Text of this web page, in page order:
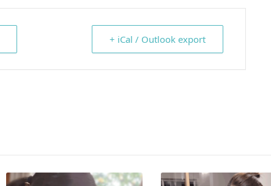
+ iCal / Outlook export